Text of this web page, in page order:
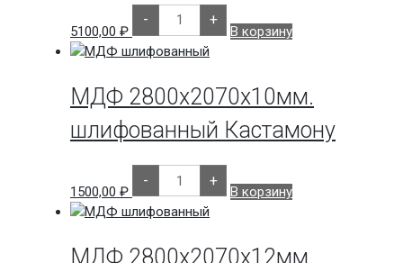
5100,00 ₽
-
Количество
товара
ЛМДФ
22
ламинир.
Белая
сторон
Касстамону
+
В корзину
МДФ 2800х2070х10мм.
шлифованный Кастамону
1500,00 ₽
-
Количество
товара
МДФ
2800х2070х10мм.
+
В корзину
МДФ 2800х2070х12мм.